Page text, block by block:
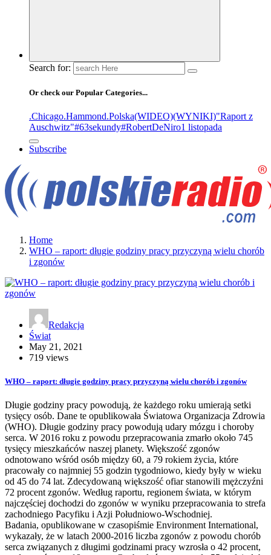
Search for:
Or check our Popular Categories...
.Chicago.Hammond.Polska(WIDEO)(WYNIKI)"Raport z
Auschwitz"#63sekundy#RobertDeNiro1 listopada
Subscribe
Home
WHO – raport: długie godziny pracy przyczyną wielu chorób
i zgonów
Redakcja
Świat
May 21, 2021
719 views
WHO – raport: długie godziny pracy przyczyną wielu chorób i zgonów
Długie godziny pracy powodują, że każdego roku umierają setki
tysięcy osób. Dane te opublikowała Światowa Organizacja Zdrowia
(WHO). Długie godziny pracy powodują udary mózgu i choroby
serca. W 2016 roku z powodu przepracowania zmarło około 745
tysięcy mieszkańców naszej planety. Większość zgonów
odnotowano wśród osób między 60, a 79 rokiem życia, które
pracowały co najmniej 55 godzin tygodniowo, kiedy były w wieku
od 45 do 74 lat. Zdecydowaną większość ofiar stanowili mężczyźni
72 procent zgonów. Według raportu, regionem świata, w którym
najczęściej dochodzi do zgonów w wyniku przepracowania to strefa
zachodniego Pacyfiku i Azji Południowo-Wschodniej.
Badania, opublikowane w czasopiśmie Environment International,
wykazały, że w latach 2000-2016 liczba zgonów z powodu chorób
serca związanych z długimi godzinami pracy wzrosła o 42 procent,